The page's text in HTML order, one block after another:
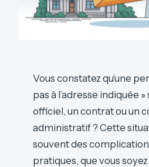
Vous constatez qu’une
pas à l’adresse indiquée
officiel, un contrat ou un
administratif ? Cette
souvent des
pratiques, que vous